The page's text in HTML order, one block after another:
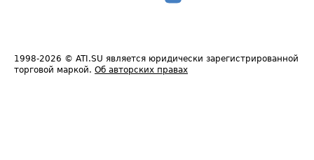
1998-2026 © ATI.SU является юридически зарегистрированной
торговой маркой. Об авторских правах